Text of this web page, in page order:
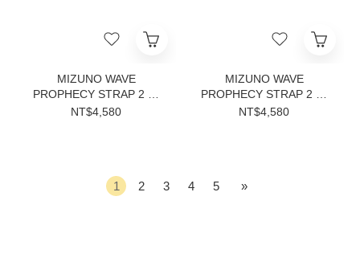
MIZUNO WAVE
PROPHECY STRAP 2 白
色 透氣 跑步 運動休閒 男
NT$4,580
MIZUNO WAVE
PROPHECY STRAP 2 全
黑 透氣 休閒運動 男女同款
NT$4,580
1 2 3 4 5 »